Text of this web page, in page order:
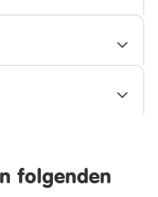
folgenden